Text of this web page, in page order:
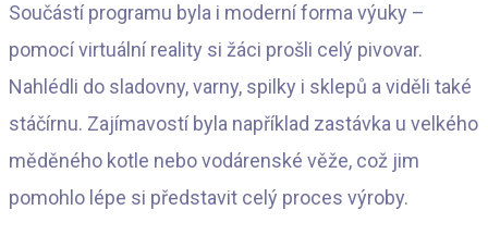
Součástí programu byla i moderní forma výuky –
pomocí virtuální reality si žáci prošli celý pivovar.
Nahlédli do sladovny, varny, spilky i sklepů a viděli také
stáčírnu. Zajímavostí byla například zastávka u velkého
měděného kotle nebo vodárenské věže, což jim
pomohlo lépe si představit celý proces výroby.